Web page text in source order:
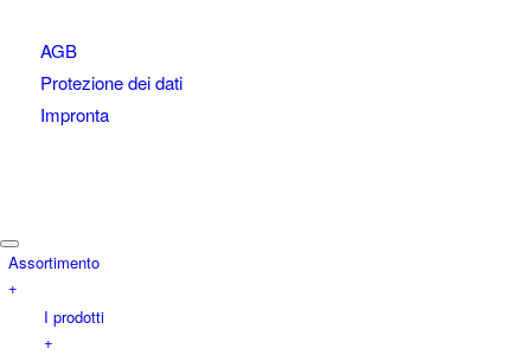
AGB
Protezione dei dati
Impronta
Assortimento
+
I prodotti
+